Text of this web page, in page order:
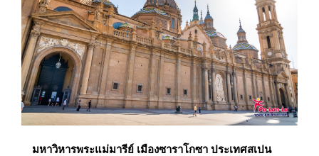
มหาวิหารพระแม่มารีย์ เมืองซาราโกซา ประเทศสเปน